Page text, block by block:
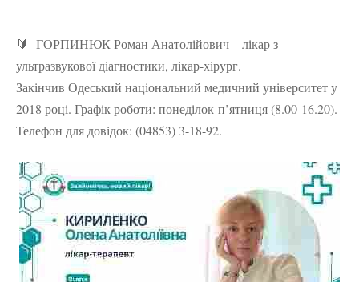
🔰 ГОРПИНЮК Роман Анатолійович – лікар з
ультразвукової діагностики, лікар-хірург.
Закінчив Одеський національний медичний університет у
2018 році. Графік роботи: понеділок-п’ятниця (8.00-16.20).
Телефон для довідок: (04853) 3-18-92.